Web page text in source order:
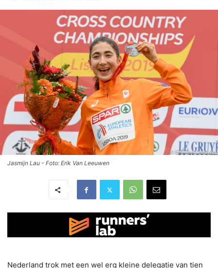
Jasmijn Lau - Foto: Erik Van Leeuwen
Nederland trok met een wel erg kleine delegatie van tien